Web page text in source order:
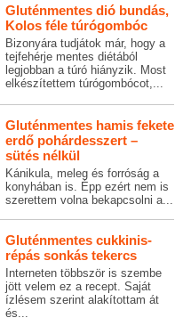
Gluténmentes dió bundás,
Kolos féle túrógombóc
Bizonyára tudjátok már, hogy a
tejfehérje mentes diétából
legjobban a túró hiányzik. Most
elkészítettem túrógombócot,...
Gluténmentes hamis fekete
erdő pohárdesszert –
sütés nélkül
Kánikula, meleg és forróság a
konyhában is. Épp ezért nem is
szerettem volna bekapcsolni a...
Gluténmentes cukkinis-
répás sonkás tekercs
Interneten többször is szembe
jött velem ez a recept. Saját
ízlésem szerint alakítottam át
és...